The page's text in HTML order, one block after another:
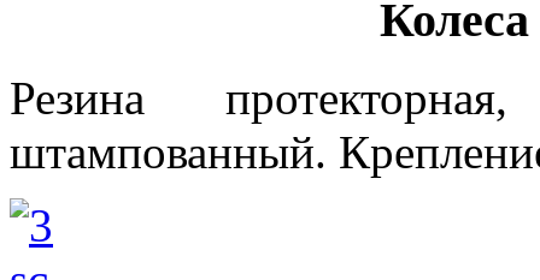
Резина
штампованный.